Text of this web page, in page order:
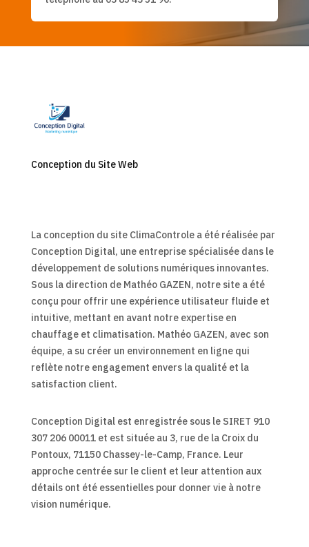
Conception du Site Web
La conception du site ClimaControle a été réalisée par
Conception Digital, une entreprise spécialisée dans le
développement de solutions numériques innovantes.
Sous la direction de Mathéo GAZEN, notre site a été
conçu pour offrir une expérience utilisateur fluide et
intuitive, mettant en avant notre expertise en
chauffage et climatisation. Mathéo GAZEN, avec son
équipe, a su créer un environnement en ligne qui
reflète notre engagement envers la qualité et la
satisfaction client.
Conception Digital est enregistrée sous le SIRET 910
307 206 00011 et est située au 3, rue de la Croix du
Pontoux, 71150 Chassey-le-Camp, France. Leur
approche centrée sur le client et leur attention aux
détails ont été essentielles pour donner vie à notre
vision numérique.